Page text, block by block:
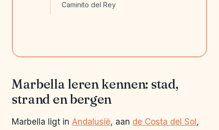
Caminito del Rey
Marbella leren kennen: stad,
strand en bergen
Marbella ligt in Andalusië, aan de Costa del Sol ,